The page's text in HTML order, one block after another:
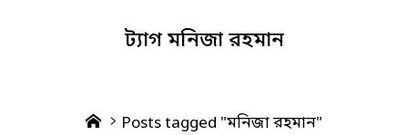
ট্যাগ মনিজা রহমান
HomePosts tagged "মনিজা রহমান"